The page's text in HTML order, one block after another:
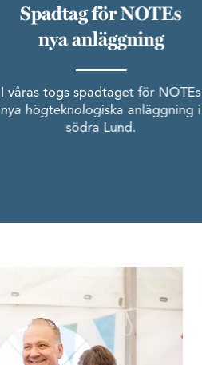
Spadtag för NOTEs
nya anläggning
I våras togs spadtaget för NOTEs
nya högteknologiska anläggning i
södra Lund.